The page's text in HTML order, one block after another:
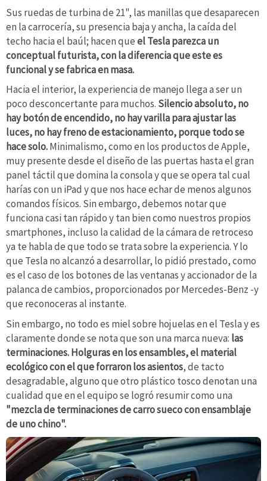
Sus ruedas de turbina de 21", las manillas que desaparecen
en la carrocería, su presencia baja y ancha, la caída del
techo hacia el baúl; hacen queel Tesla parezca un
conceptual futurista, con la diferencia que este es
funcional y se fabrica en masa.
Hacia el interior, la experiencia de manejo llega a ser un
poco desconcertante para muchos. Silencio absoluto, no
hay botón de encendido, no hay varilla para ajustar las
luces, no hay freno de estacionamiento, porque todo se
hace solo.Minimalismo, como en los productos de Apple,
muy presente desde el diseño de las puertas hasta el gran
panel táctil que domina la consola y que se opera tal cual
harías con un iPad y que nos hace echar de menos algunos
comandos físicos. Sin embargo, debemos notar que
funciona casi tan rápido y tan bien como nuestros propios
smartphones, incluso la calidad de la cámara de retroceso
ya te habla de que todo se trata sobre la experiencia. Y lo
que Tesla no alcanzó a desarrollar, lo pidió prestado, como
es el caso de los botones de las ventanas y accionador de la
palanca de cambios, proporcionados por Mercedes-Benz -y
que reconoceras al instante.
Sin embargo, no todo es miel sobre hojuelas en el Tesla y es
claramente donde se nota que son una marca nueva: las
terminaciones. Holguras en los ensambles, el material
ecológico con el que forraron los asientos, de tacto
desagradable, alguno que otro plástico tosco denotan una
cualidad que en el equipo se logró resumir como una
"mezcla de terminaciones de carro sueco con ensamblaje
de uno chino".